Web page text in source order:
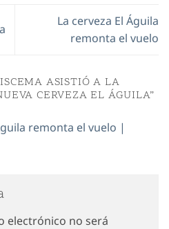
La cerveza El Águila
remonta el vuelo
ASISTIÓ A LA
CERVEZA EL ÁGUILA”
remonta el vuelo |
electrónico no será